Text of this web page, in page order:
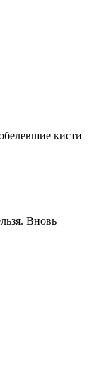
кисти
Вновь